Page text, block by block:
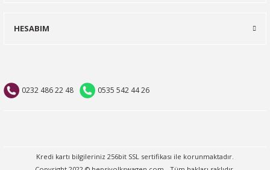
0232 486 22 48 0535 542 44 26
HESABIM
Kredi kartı bilgileriniz 256bit SSL sertifikası ile korunmaktadır.